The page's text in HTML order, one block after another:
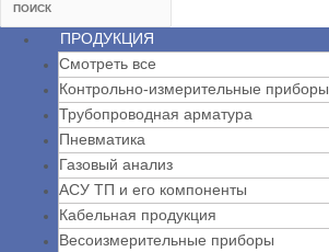
ПРОДУКЦИЯ
Смотреть все
Контрольно-измерительные приборы
Трубопроводная арматура
Пневматика
Газовый анализ
АСУ ТП и его компоненты
Кабельная продукция
Весоизмерительные приборы